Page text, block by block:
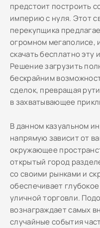
предстоит построить
империю с нуля. Этот
перекупщика
огромном мегаполисе,
скачать бесплатно эту
Решение загрузить
бескрайним
сделок, превращая
в захватывающее
В данном казуальном
напрямую зависит от
окружающее
открытый город
со своими рынками и
обеспечивает
уличной торговли.
вознаграждает самых
случайные события